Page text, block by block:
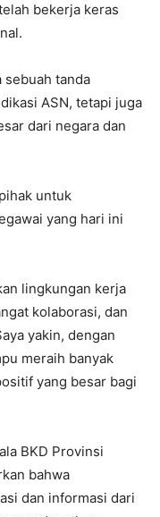
bekerja keras
sebuah tanda
ASN, tetapi juga
dari negara dan
untuk
yang hari ini
lingkungan kerja
kolaborasi, dan
yakin, dengan
meraih banyak
yang besar bagi
BKD Provinsi
bahwa
dan informasi dari